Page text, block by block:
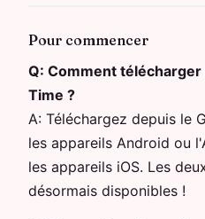
Pour commencer
Q: Comment télécharger
Time ?
A: Téléchargez depuis le
les appareils Android ou
les appareils iOS. Les
désormais disponibles !